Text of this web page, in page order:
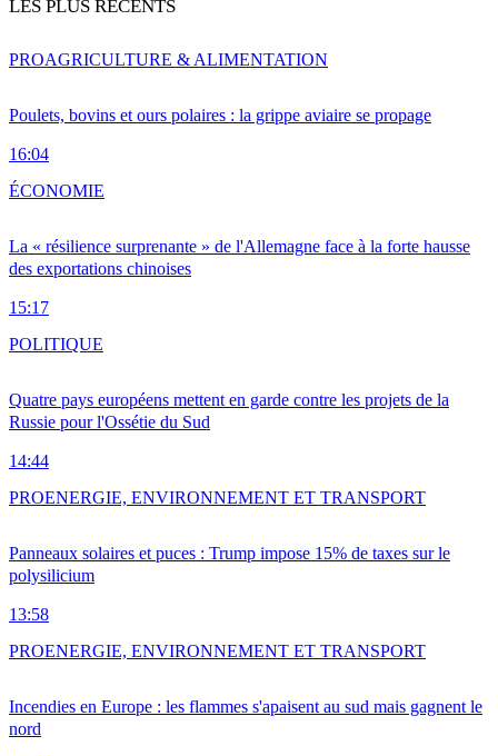
LES PLUS RÉCENTS
Poulets, bovins et ours polaires : la grippe aviaire se propage
16:04
PROAGRICULTURE & ALIMENTATION
La « résilience surprenante » de l'Allemagne face à la forte hausse
des exportations chinoises
15:17
ÉCONOMIE
Quatre pays européens mettent en garde contre les projets de la
Russie pour l'Ossétie du Sud
14:44
POLITIQUE
Panneaux solaires et puces : Trump impose 15% de taxes sur le
polysilicium
13:58
PROENERGIE, ENVIRONNEMENT ET TRANSPORT
Incendies en Europe : les flammes s'apaisent au sud mais gagnent le
nord
PROENERGIE, ENVIRONNEMENT ET TRANSPORT